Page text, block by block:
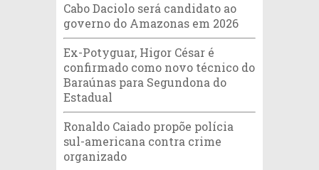
Cabo Daciolo será candidato ao
governo do Amazonas em 2026
Ex-Potyguar, Higor César é
confirmado como novo técnico do
Baraúnas para Segundona do
Estadual
Ronaldo Caiado propõe polícia
sul-americana contra crime
organizado